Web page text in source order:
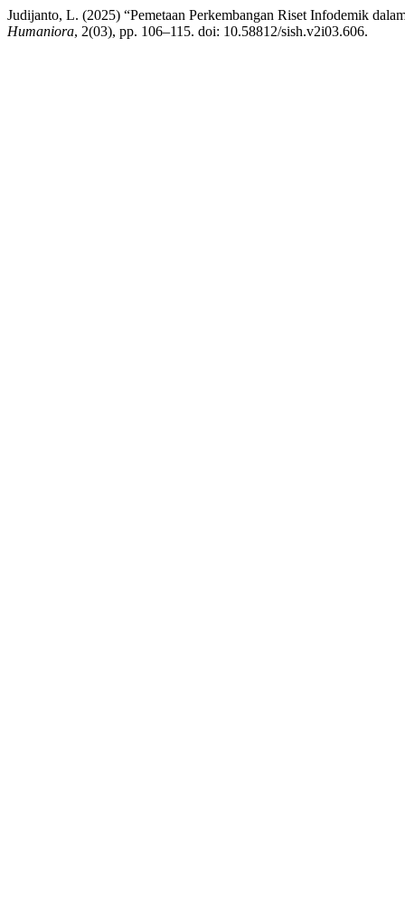
Judijanto, L. (2025) “Pemetaan Perkembangan Riset Infodemik
Humaniora, 2(03), pp. 106–115. doi: 10.58812/sish.v2i03.606.